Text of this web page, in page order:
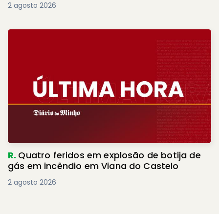
2 agosto 2026
R. Quatro feridos em explosão de botija de
gás em incêndio em Viana do Castelo
2 agosto 2026